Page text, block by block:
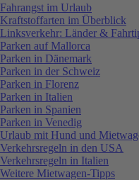
Fahrangst im Urlaub
Kraftstoffarten im Überblick
Linksverkehr: Länder &
Parken auf Mallorca
Parken in Dänemark
Parken in der Schweiz
Parken in Florenz
Parken in Italien
Parken in Spanien
Parken in Venedig
Urlaub mit Hund und
Verkehrsregeln in den USA
Verkehrsregeln in Italien
Weitere Mietwagen-Tipps